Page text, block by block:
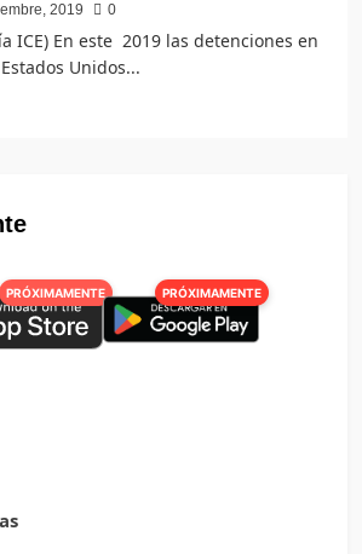
2019 0
ICE) En este 2019 las detenciones en
Unidos...
PRÓXIMAMENTE PRÓXIMAMENTE